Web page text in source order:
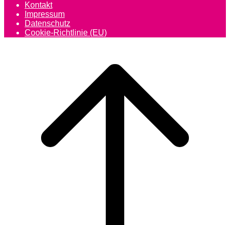
Kontakt
Impressum
Datenschutz
Cookie-Richtlinie (EU)